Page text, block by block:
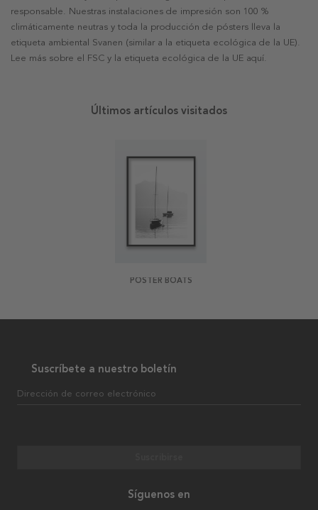
responsable. Nuestras instalaciones de impresión son 100 %
climáticamente neutras y toda la producción de pósters lleva la
etiqueta ambiental Svanen (similar a la etiqueta ecológica de la UE).
Lee más sobre el FSC y la etiqueta ecológica de la UE aquí.
Últimos artículos visitados
POSTER BOATS
Suscríbete a nuestro boletín
Dirección de correo electrónico
Síguenos en